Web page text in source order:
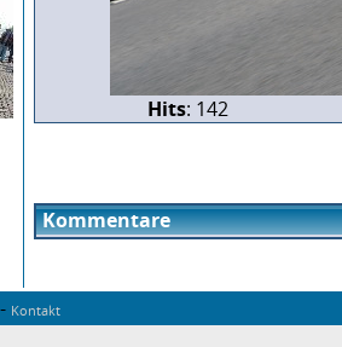
Hits: 142
Kommentare
Kontakt